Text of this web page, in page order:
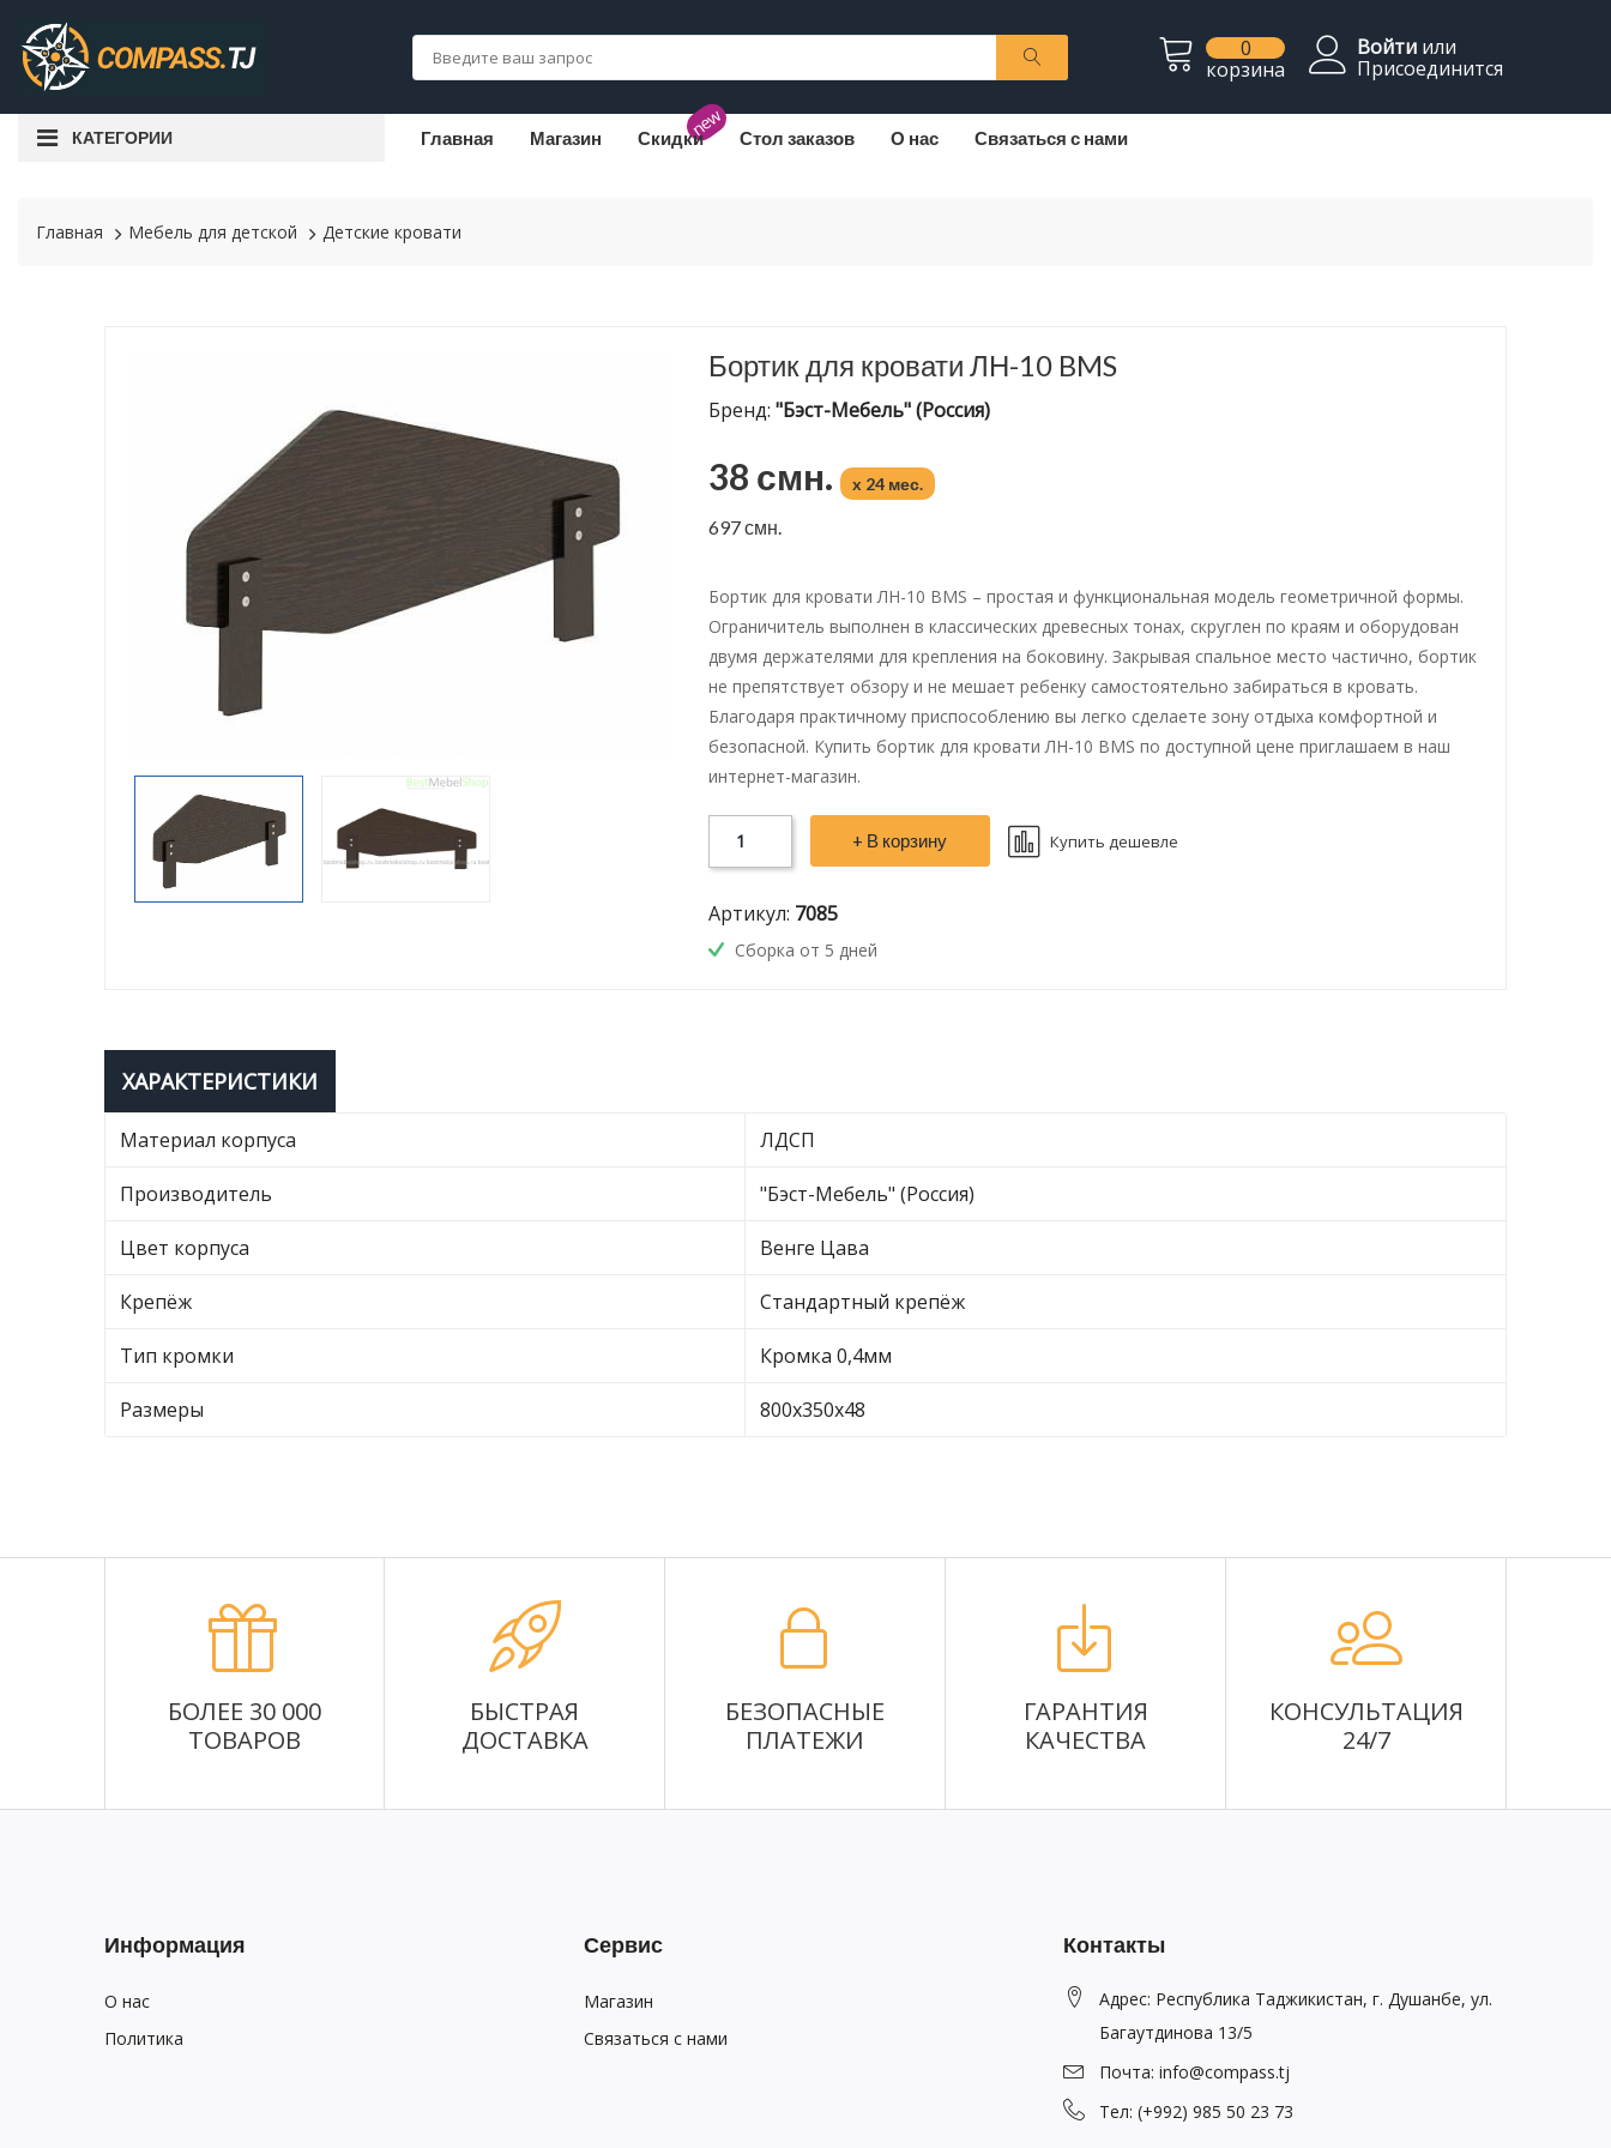
0
корзина
Войти или
Присоединится
КАТЕГОРИИ Главная Магазин new
Скидки Стол заказов О нас Связаться с нами
Главная Мебель для детской Детские кровати
Бортик для кровати ЛН-10 BMS
Бренд: "Бэст-Мебель" (Россия)
38 смн. x 24 мес.
697 смн.
Бортик для кровати ЛН-10 BMS – простая и функциональная модель геометричной формы.
Ограничитель выполнен в классических древесных тонах, скруглен по краям и оборудован
двумя держателями для крепления на боковину. Закрывая спальное место частично, бортик
не препятствует обзору и не мешает ребенку самостоятельно забираться в кровать.
Благодаря практичному приспособлению вы легко сделаете зону отдыха комфортной и
безопасной. Купить бортик для кровати ЛН-10 BMS по доступной цене приглашаем в наш
интернет-магазин.
+ В корзину Купить дешевле
Артикул: 7085
Сборка от 5 дней
ХАРАКТЕРИСТИКИ
Материал корпуса ЛДСП
Производитель "Бэст-Мебель" (Россия)
Цвет корпуса Венге Цава
Крепёж Стандартный крепёж
Тип кромки Кромка 0,4мм
Размеры 800х350х48
БОЛЕЕ 30 000
ТОВАРОВ
БЫСТРАЯ
ДОСТАВКА
БЕЗОПАСНЫЕ
ПЛАТЕЖИ
ГАРАНТИЯ
КАЧЕСТВА
КОНСУЛЬТАЦИЯ
24/7
Информация
О нас
Политика
Сервис
Магазин
Связаться с нами
Контакты
Адрес: Республика Таджикистан, г. Душанбе, ул.
Багаутдинова 13/5
Почта: info@compass.tj
Тел: (+992) 985 50 23 73